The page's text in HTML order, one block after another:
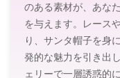
のある素材が、あな
を与えます。レース
り、サンタ帽子を身
発的な魅力を引き出
ェリーで一層誘惑的